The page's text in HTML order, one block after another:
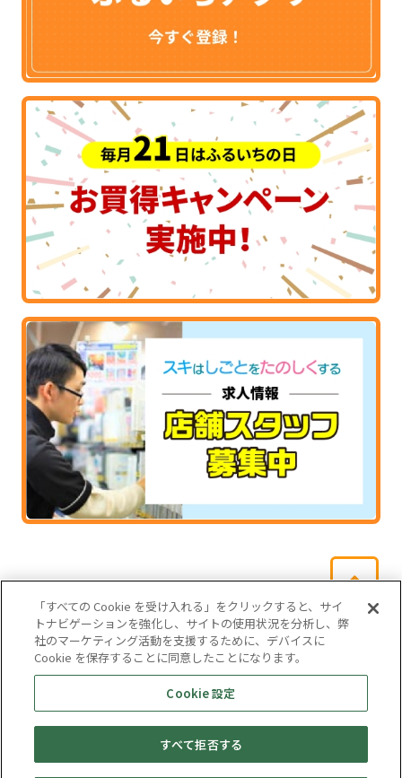
会社概要
サイトマップ
お問い合わせ
個人情報保護方針
株式会社テイツー
埼玉県公安委員会許可 第431100002846号
© TAYTWO CO,.LTD.
「すべての Cookie を受け入れる」をクリックすると、サイ
トナビゲーションを強化し、サイトの使用状況を分析し、弊
社のマーケティング活動を支援するために、デバイスに
Cookie を保存することに同意したことになります。
Cookie 設定
すべて拒否する